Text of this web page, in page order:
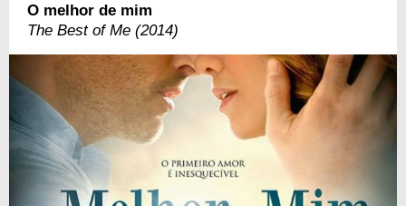
O melhor de mim
The Best of Me (2014)